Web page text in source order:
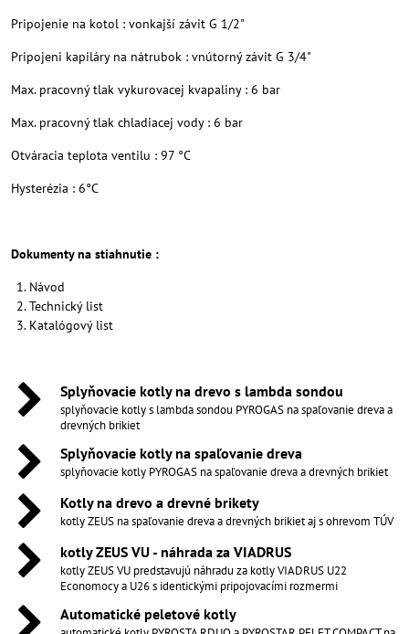
Pripojenie na kotol : vonkajší závit G 1/2"
Pripojeni kapiláry na nátrubok : vnútorný závit G 3/4"
Max. pracovný tlak vykurovacej kvapaliny : 6 bar
Max. pracovný tlak chladiacej vody : 6 bar
Otváracia teplota ventilu : 97 °C
Hysterézia : 6°C
Dokumenty na stiahnutie :
Návod
Technický list
Katalógový list
Splyňovacie kotly na drevo s lambda sondou
splyňovacie kotly s lambda sondou PYROGAS na spaľovanie dreva a
drevných brikiet
Splyňovacie kotly na spaľovanie dreva
splyňovacie kotly PYROGAS na spaľovanie dreva a drevných brikiet
Kotly na drevo a drevné brikety
kotly ZEUS na spaľovanie dreva a drevných brikiet aj s ohrevom TÚV
kotly ZEUS VU - náhrada za VIADRUS
kotly ZEUS VU predstavujú náhradu za kotly VIADRUS U22
Economocy a U26 s identickými pripojovacími rozmermi
Automatické peletové kotly